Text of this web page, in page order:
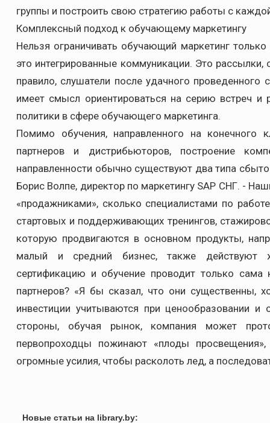
группы и построить свою стратегию работы с
Комплексный подход к обучающему маркетингу
Нельзя ограничивать обучающий маркетинг
это интегрированные коммуникации. Это рассылки,
правило, слушатели после удачного
имеет смысл ориентироваться на серию встреч и
политики в сфере обучающего маркетинга.
Помимо обучения, направленного на конечного
партнеров и дистрибьюторов, построение
направленности обычно существуют два типа
Борис Волпе, директор по маркетингу SAP СНГ. -
«продажниками», сколько специалистами по
стартовых и поддерживающих тренингов,
которую продвигаются в основном продукты,
малый и средний бизнес, также действуют
сертификацию и обучение проводит только
партнеров? «Я бы сказал, что они существенны,
инвестиции учитываются при ценообразовании
стороны, обучая рынок, компания может
первопроходцы пожинают «плоды
огромные усилия, чтобы расколоть лед, а
Новые статьи на library.by: